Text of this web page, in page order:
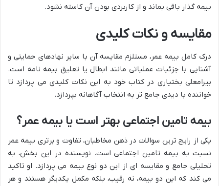
بیمه گذار باقی بماند و از کاربردی بودن آن کاسته نشود.
مقایسه و نکات کلیدی
درک کامل بیمه عمر، مستلزم مقایسه آن با سایر نهادهای حمایتی و
آشنایی با جزئیات عملیاتی مانند ابطال یا تعلیق بیمه نامه است.
بیرامعلی بختیاری در کتاب خود به این نکات کلیدی می پردازد تا
خواننده با دیدی جامع تر به انتخاب آگاهانه بپردازد.
بیمه تامین اجتماعی بهتر است یا بیمه عمر؟
یکی از رایج ترین سوالات در ذهن مخاطبان، تفاوت و برتری بیمه عمر
نسبت به بیمه تامین اجتماعی است. نویسنده در این بخش، به
تحلیلی جامع و مقایسه ای از این دو نوع بیمه می پردازد. او تاکید
می کند که این دو بیمه، نه رقیب، بلکه مکمل یکدیگر هستند و هر